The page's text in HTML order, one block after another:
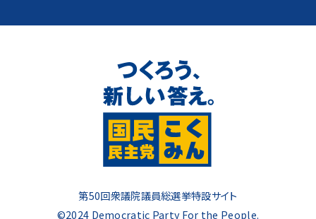
第50回衆議院議員総選挙特設サイト
©2024 Democratic Party For the People.